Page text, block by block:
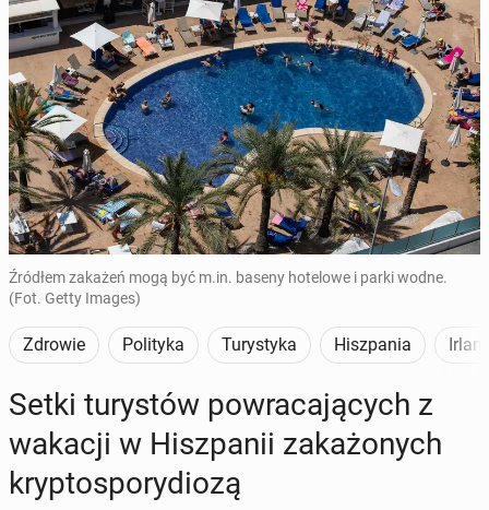
Źródłem zakażeń mogą być m.in. baseny hotelowe i parki wodne.
(Fot. Getty Images)
Zdrowie Polityka Turystyka Hiszpania
Setki tu­ry­stów po­wra­ca­ją­cych z
wakacji w Hisz­pa­nii za­ka­żo­nych
kryp­to­spo­ry­dio­zą